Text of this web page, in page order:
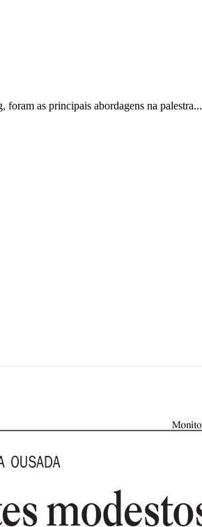
as principais abordagens na palestra...